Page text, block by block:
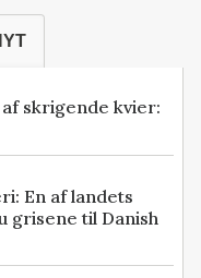
skrigende kvier:
En af landets
grisene til Danish